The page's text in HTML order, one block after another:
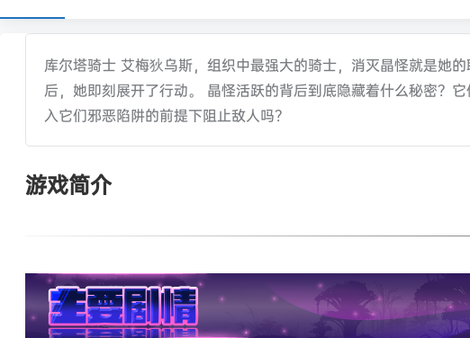
库尔塔骑士 艾梅狄乌斯，组织中最强大的骑士，消灭晶怪就是她
后，她即刻展开了行动。 晶怪活跃的背后到底隐藏着什么秘密？
入它们邪恶陷阱的前提下阻止敌人吗？
游戏简介